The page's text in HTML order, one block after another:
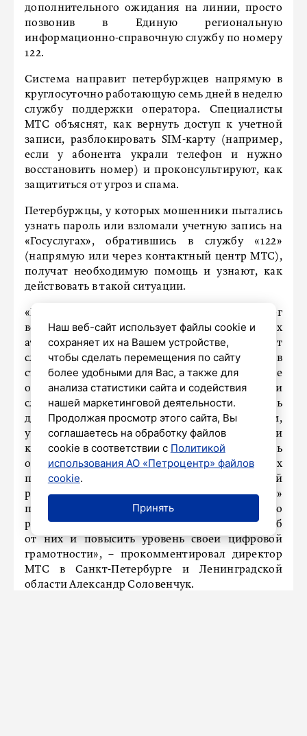
дополнительного ожидания на линии, просто
позвонив в Единую региональную
информационно-справочную службу по номеру
122.
Система направит петербуржцев напрямую в
круглосуточно работающую семь дней в неделю
службу поддержки оператора. Специалисты
МТС объяснят, как вернуть доступ к учетной
записи, разблокировать SIM-карту (например,
если у абонента украли телефон и нужно
восстановить номер) и проконсультируют, как
защититься от угроз и спама.
Петербуржцы, у которых мошенники пытались
узнать пароль или взломали учетную запись на
«Госуслугах», обратившись в службу «122»
(напрямую или через контактный центр МТС),
получат необходимую помощь и узнают, как
действовать в такой ситуации.
«По данным сервиса «Защитник», Петербург
вошел в топ-3 городов по числу мошеннических
атак и спам-звонков с начала года (6,3% от
случаев по стране). Схемы злоумышленников
становятся более изобретательными: все чаще
они представляются коммунальными
службами, ведомствами, чтобы заполучить
доступ к конфиденциальной информации,
учетной записи. В критической ситуации
каждая секунда на счету: важно действовать
очень быстро, чтобы избежать серьезных
потерь. Наша инициатива с Единой
региональной справочной службой «122»
поможет петербуржцам оперативно
реагировать на атаки, минимизировать ущерб
от них и повысить уровень своей цифровой
грамотности», – прокомментировал директор
МТС в Санкт-Петербурге и Ленинградской
области Александр Соловенчук.
Наш веб-сайт использует файлы cookie и
сохраняет их на Вашем устройстве,
чтобы сделать перемещения по сайту
более удобными для Вас, а также для
анализа статистики сайта и содействия
нашей маркетинговой деятельности.
Продолжая просмотр этого сайта, Вы
соглашаетесь на обработку файлов
cookie в соответствии с Политикой
использования АО «Петроцентр» файлов
cookie.
Принять